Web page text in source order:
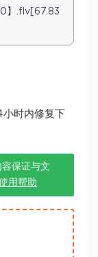
】.flv[67.83
时内修复下
容保证与文
用帮助